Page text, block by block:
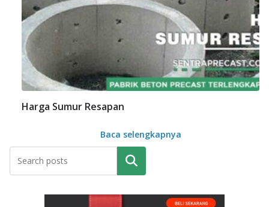
Harga Sumur Resapan
Baca selengkapnya
Pencarian